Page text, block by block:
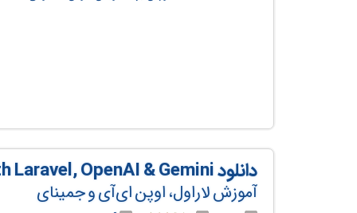
دانلود Laravel AI SDK: Build AI Apps With Laravel, OpenAI & Gemini
آموزش لاراول، اوپن ای‌آی و جمینای